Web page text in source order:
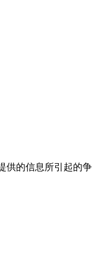
供的信息所引起的